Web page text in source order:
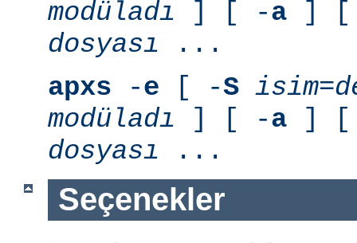
modüladı ] [ -a ] [
dosyası ...
apxs -e [ -S
modüladı ] [ -a ] [
dosyası ...
Seçenekler